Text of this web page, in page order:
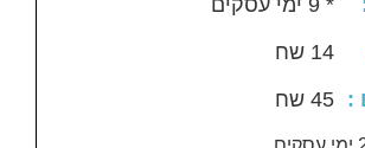
14 שח
45 שח